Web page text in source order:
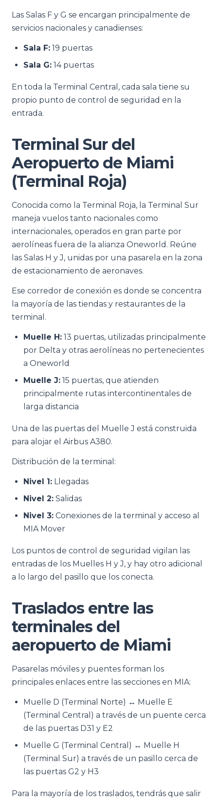
Las Salas F y G se encargan principalmente de
servicios nacionales y canadienses:
Sala F: 19 puertas
Sala G: 14 puertas
En toda la Terminal Central, cada sala tiene su
propio punto de control de seguridad en la
entrada.
Terminal Sur del
Aeropuerto de Miami
(Terminal Roja)
Conocida como la Terminal Roja, la Terminal Sur
maneja vuelos tanto nacionales como
internacionales, operados en gran parte por
aerolíneas fuera de la alianza Oneworld. Reúne
las Salas H y J, unidas por una pasarela en la zona
de estacionamiento de aeronaves.
Ese corredor de conexión es donde se concentra
la mayoría de las tiendas y restaurantes de la
terminal.
Muelle H: 13 puertas, utilizadas principalmente
por Delta y otras aerolíneas no pertenecientes
a Oneworld
Muelle J: 15 puertas, que atienden
principalmente rutas intercontinentales de
larga distancia
Una de las puertas del Muelle J está construida
para alojar el Airbus A380.
Distribución de la terminal:
Nivel 1: Llegadas
Nivel 2: Salidas
Nivel 3: Conexiones de la terminal y acceso al
MIA Mover
Los puntos de control de seguridad vigilan las
entradas de los Muelles H y J, y hay otro adicional
a lo largo del pasillo que los conecta.
Traslados entre las
terminales del
aeropuerto de Miami
Pasarelas móviles y puentes forman los
principales enlaces entre las secciones en MIA:
Muelle D (Terminal Norte) ↔ Muelle E
(Terminal Central) a través de un puente cerca
de las puertas D31 y E2
Muelle G (Terminal Central) ↔ Muelle H
(Terminal Sur) a través de un pasillo cerca de
las puertas G2 y H3
Para la mayoría de los traslados, tendrás que salir